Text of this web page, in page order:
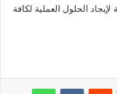
الحلول العملية لكافة
بينتيريست